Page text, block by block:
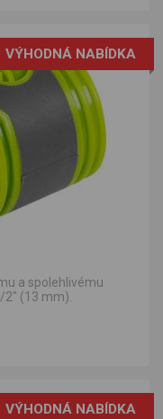
VÝHODNÁ NABÍDKA
a spolehlivému
2" (13 mm).
VÝHODNÁ NABÍDKA